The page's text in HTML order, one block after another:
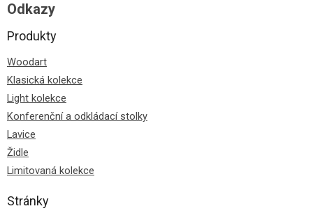
Odkazy
Produkty
Woodart
Klasická kolekce
Light kolekce
Konferenční a odkládací stolky
Lavice
Židle
Limitovaná kolekce
Stránky